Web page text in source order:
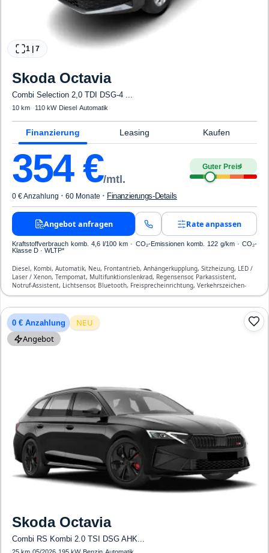
1 7
Skoda Octavia
Combi Selection 2,0 TDI DSG-4 ...
10 km· · 110 kW· Diesel·Automatik
Finanzierung Leasing Kaufen
354€/mtl.
Guter Preis4
0 € Anzahlung · 60 Monate · Finanzierungs-Details
Angebot anfragen Rate anpassen
Kraftstoffverbrauch komb. 4,6 l/100 km · CO₂-Emissionen komb. 122 g/km · CO₂-
Klasse D · WLTP*
Diesel, Kombi, Automatik, Neu, Frontantrieb, Anhängerkupplung, Sitzheizung, LED /
Laser / Xenon, Tempomat, Multifunktionslenkrad, Regensensor, Parkassistent,
Notruf-Assistent, Lichtsensor, Bluetooth, Freisprecheinrichtung, Verkehrszeichen-
Erkennung, Klimatisierung, Front-, Seiten- und weitere Airbags
0 € Anzahlung
NEU
Angebot
Skoda Octavia
Combi RS Kombi 2.0 TSI DSG AHK...